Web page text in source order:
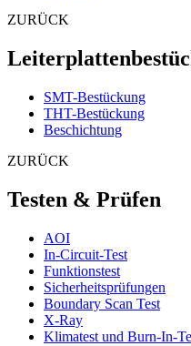
ZURÜCK
SMT-Bestückung
THT-Bestückung
Beschichtung
ZURÜCK
Testen & Prüfen
AOI
In-Circuit-Test
Funktionstest
Sicherheitsprüfungen
Boundary Scan Test
X-Ray
Klimatest und Burn-In-